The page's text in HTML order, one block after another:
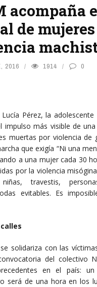
acompaña
de
2016 1914 0
Pérez, la
impulso más visible de
muertas por violencia de
que exigía “Ni una
a una mujer cada 30
por la violencia
travestis,
evitables. Es
solidariza con las
del colectivo
en el país:
será de una hora en los